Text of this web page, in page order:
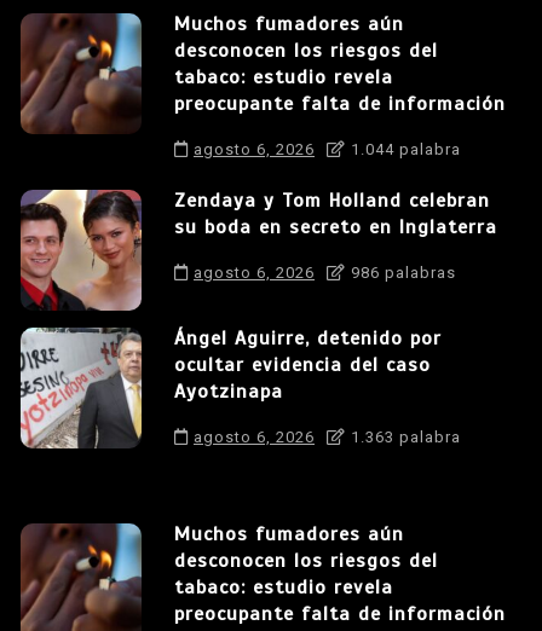
Muchos fumadores aún
desconocen los riesgos del
tabaco: estudio revela
preocupante falta de información
agosto 6, 2026 1.044 palabra
Zendaya y Tom Holland celebran
su boda en secreto en Inglaterra
agosto 6, 2026 986 palabras
Ángel Aguirre, detenido por
ocultar evidencia del caso
Ayotzinapa
agosto 6, 2026 1.363 palabra
Muchos fumadores aún
desconocen los riesgos del
tabaco: estudio revela
preocupante falta de información